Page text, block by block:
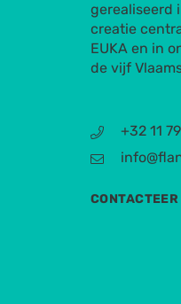
gerealiseerd
creatie
EUKA en in
de vijf
+32 11
CONTACTEER